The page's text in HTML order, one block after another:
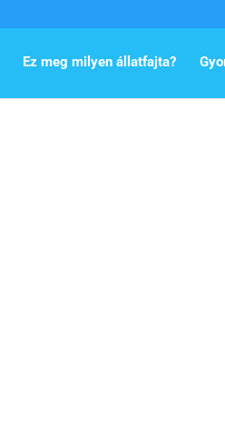
Ez meg milyen állatfajta?